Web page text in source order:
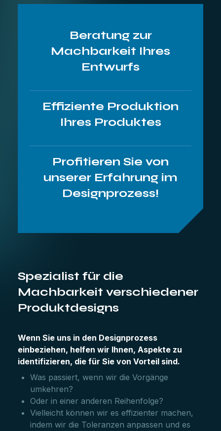
Beratung zur
Machbarkeit Ihres
Entwurfs
Effiziente Produktion
Ihres Produktes
Profitieren Sie von
unserer Erfahrung im
Designprozess!
Spezialist für die
Machbarkeit verschiedener
Produktdesigns
Wenn Sie uns in den Designprozess
einbeziehen, helfen wir Ihnen, Aspekte zu
identifizieren, die für Sie von Vorteil sind.
Was passiert, wenn wir die Vorgänge
umkehren?
Oder in einer anderen Reihenfolge?
Vielleicht können wir es effizienter machen,
indem wir die Toleranzen anpassen und es